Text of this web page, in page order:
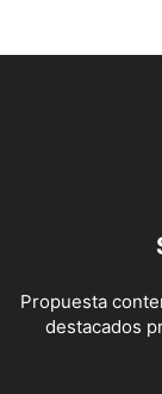
Propuesta
destacados